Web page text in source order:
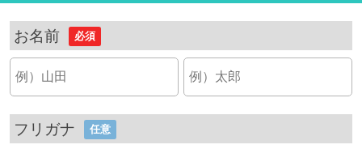
お名前 必須
フリガナ 任意